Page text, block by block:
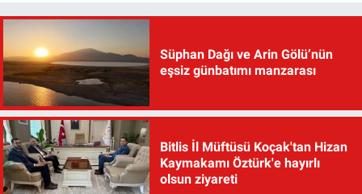
Süphan Dağı ve Arin Gölü’nün
eşsiz günbatımı manzarası
Bitlis İl Müftüsü Koçak'tan Hizan
Kaymakamı Öztürk'e hayırlı
olsun ziyareti